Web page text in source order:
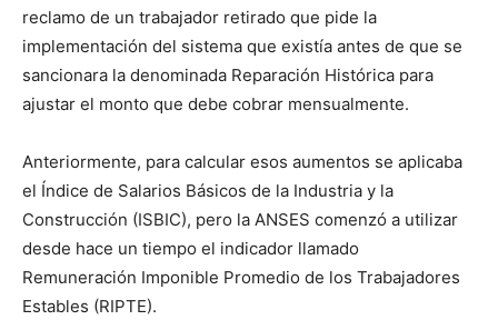
reclamo de un trabajador retirado que pide la
implementación del sistema que existía antes de que se
sancionara la denominada Reparación Histórica para
ajustar el monto que debe cobrar mensualmente.
Anteriormente, para calcular esos aumentos se aplicaba
el Índice de Salarios Básicos de la Industria y la
Construcción (ISBIC), pero la ANSES comenzó a utilizar
desde hace un tiempo el indicador llamado
Remuneración Imponible Promedio de los Trabajadores
Estables (RIPTE).